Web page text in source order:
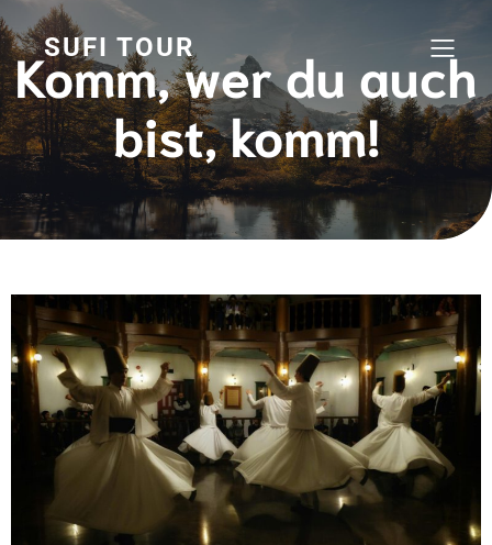
SUFI TOUR
Komm, wer du auch
bist, komm!